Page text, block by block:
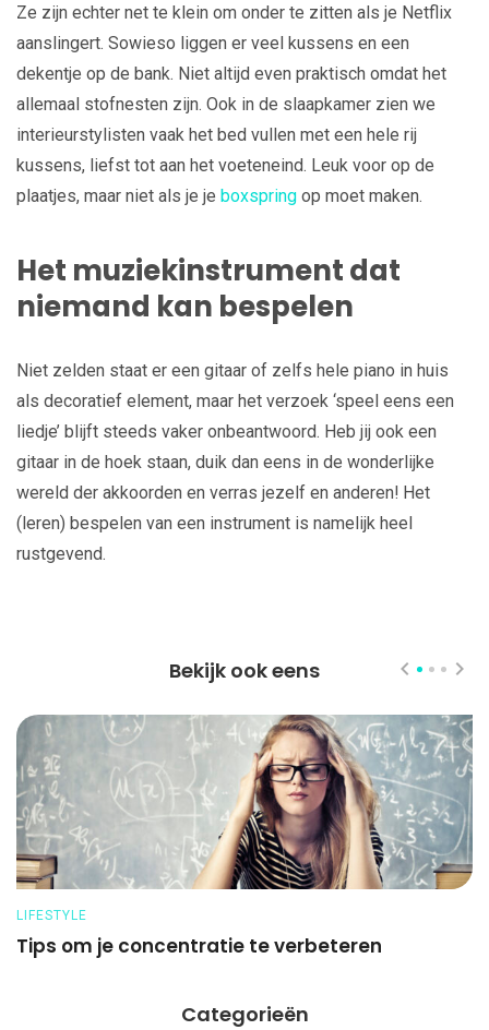
Ze zijn echter net te klein om onder te zitten als je Netflix
aanslingert. Sowieso liggen er veel kussens en een
dekentje op de bank. Niet altijd even praktisch omdat het
allemaal stofnesten zijn. Ook in de slaapkamer zien we
interieurstylisten vaak het bed vullen met een hele rij
kussens, liefst tot aan het voeteneind. Leuk voor op de
plaatjes, maar niet als je je boxspring op moet maken.
Het muziekinstrument dat
niemand kan bespelen
Niet zelden staat er een gitaar of zelfs hele piano in huis
als decoratief element, maar het verzoek ‘speel eens een
liedje’ blijft steeds vaker onbeantwoord. Heb jij ook een
gitaar in de hoek staan, duik dan eens in de wonderlijke
wereld der akkoorden en verras jezelf en anderen! Het
(leren) bespelen van een instrument is namelijk heel
rustgevend.
Bekijk ook eens
LIFESTYLE
Tips om je concentratie te verbeteren
Categorieën